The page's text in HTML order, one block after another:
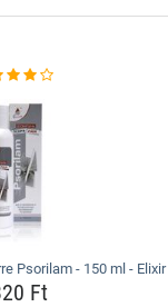
Psorilam - 150 ml - Elixir
Ft